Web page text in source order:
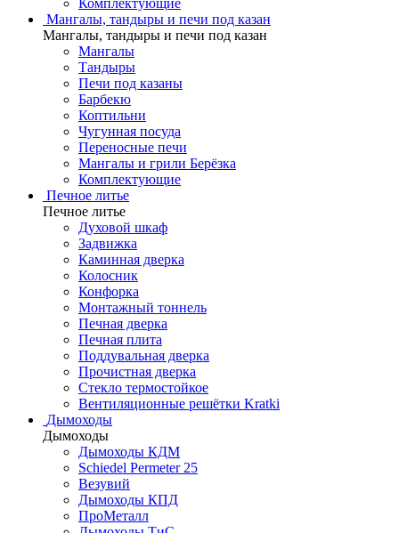
Комплектующие
Мангалы, тандыры и печи под казан
Мангалы, тандыры и печи под казан
Мангалы
Тандыры
Печи под казаны
Барбекю
Коптильни
Чугунная посуда
Переносные печи
Мангалы и грили Берёзка
Комплектующие
Печное литье
Печное литье
Духовой шкаф
Задвижка
Каминная дверка
Колосник
Конфорка
Монтажный тоннель
Печная дверка
Печная плита
Поддувальная дверка
Прочистная дверка
Стекло термостойкое
Вентиляционные решётки Kratki
Дымоходы
Дымоходы
Дымоходы КДМ
Schiedel Permeter 25
Везувий
Дымоходы КПД
ПроМеталл